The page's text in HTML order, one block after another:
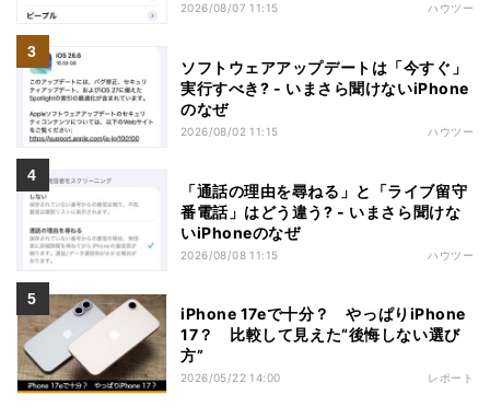
2026/08/07 11:15 ハウツー
ソフトウェアアップデートは「今すぐ」
実行すべき? - いまさら聞けないiPhone
のなぜ
2026/08/02 11:15 ハウツー
「通話の理由を尋ねる」と「ライブ留守
番電話」はどう違う? - いまさら聞けな
いiPhoneのなぜ
2026/08/08 11:15 ハウツー
iPhone 17eで十分？ やっぱりiPhone
17？ 比較して見えた“後悔しない選び
方”
2026/05/22 14:00 レポート